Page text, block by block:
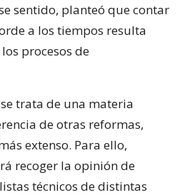
sentido, planteó que contar
a los tiempos resulta
procesos de
trata de una materia
de otras reformas,
extenso. Para ello,
recoger la opinión de
técnicos de distintas